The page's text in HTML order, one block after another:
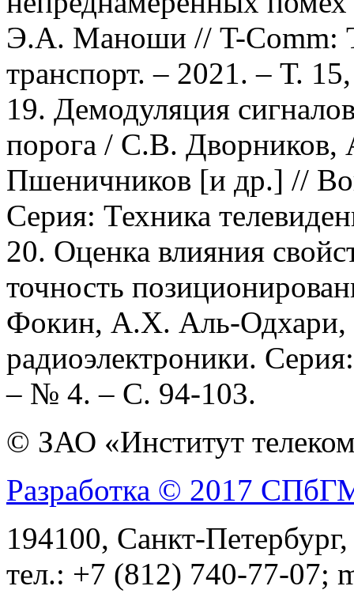
Э.А. Маноши // T-Comm:
транспорт. – 2021. – Т.
19. Демодуляция
порога / С.В.
Пшеничников [и др.] //
Серия: Техника
20. Оценка влияния
точность
Фокин, А.Х. Аль-
радиоэлектроники.
– № 4. – С. 94-103.
© ЗАО «Институт
Разработка © 2017
194100, Санкт-
тел.: +7 (812) 740-77-07;